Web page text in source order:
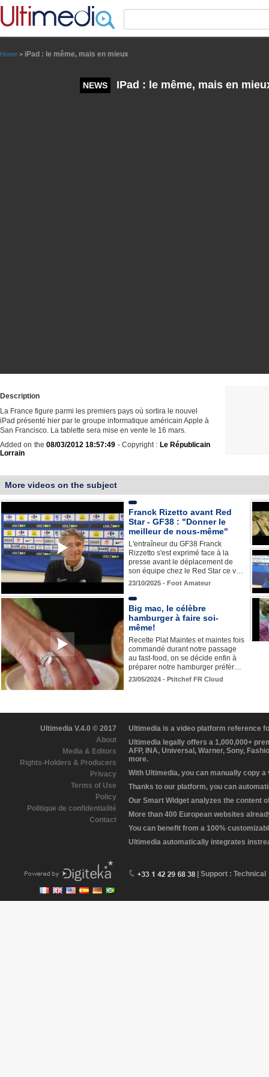
Home > iPad : le même, mais en mieux
NEWS IPad : le même, mais en
Description
La France figure parmi les premiers pays où sortira le nouvel
iPad présenté hier par le groupe informatique américain Apple à
San Francisco. La tablette sera mise en vente le 16 mars.
Added on the 08/03/2012 18:57:49 - Copyright : Le Républicain
Lorrain
More videos on the subject
Franck Rizetto avant Red
Star - GF38 : "Donner le
meilleur de nous-même"
L'entraîneur du GF38 Franck
Rizzetto s'est exprimé face à la
presse avant le déplacement de
son équipe chez le Red Star ce v…
23/10/2025 - Foot Amateur
Big mac, le célèbre
hamburger à faire soi-
même!
Recette Plat Maintes et maintes fois
commandé durant notre passage
au fast-food, on se décide enfin à
préparer notre hamburger préfér…
23/05/2024 - Ptitchef FR Cloud
Ultimedia V.4.0 © 2017
About
Media & Editors
Rights-Holders & Producers
Privacy
Terms of Use
Policy
Politique de confidentialité
Contact
Ultimedia is a video platform reference
Ultimedia legally offers a 1,000,000+
AFP, INA, Universal, Warner, Sony,
more.
With Ultimedia, you can manually copy
Thanks to our platform, you can
Our Smart Widget analyzes the content
More than 400 European websites
You can benefit from a 100%
Ultimedia automatically integrates
| Support : Technical
Panneau de gestion des cookies